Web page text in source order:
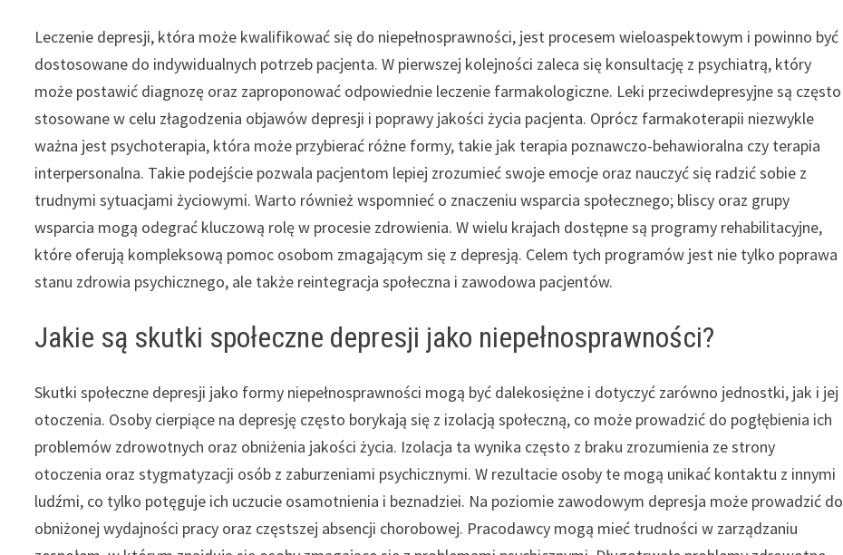
Leczenie depresji, która może kwalifikować się do niepełnosprawności, jest procesem wieloaspektowym i powinno być
dostosowane do indywidualnych potrzeb pacjenta. W pierwszej kolejności zaleca się konsultację z psychiatrą, który
może postawić diagnozę oraz zaproponować odpowiednie leczenie farmakologiczne. Leki przeciwdepresyjne są często
stosowane w celu złagodzenia objawów depresji i poprawy jakości życia pacjenta. Oprócz farmakoterapii niezwykle
ważna jest psychoterapia, która może przybierać różne formy, takie jak terapia poznawczo-behawioralna czy terapia
interpersonalna. Takie podejście pozwala pacjentom lepiej zrozumieć swoje emocje oraz nauczyć się radzić sobie z
trudnymi sytuacjami życiowymi. Warto również wspomnieć o znaczeniu wsparcia społecznego; bliscy oraz grupy
wsparcia mogą odegrać kluczową rolę w procesie zdrowienia. W wielu krajach dostępne są programy rehabilitacyjne,
które oferują kompleksową pomoc osobom zmagającym się z depresją. Celem tych programów jest nie tylko poprawa
stanu zdrowia psychicznego, ale także reintegracja społeczna i zawodowa pacjentów.
Jakie są skutki społeczne depresji jako niepełnosprawności?
Skutki społeczne depresji jako formy niepełnosprawności mogą być dalekosiężne i dotyczyć zarówno jednostki, jak i jej
otoczenia. Osoby cierpiące na depresję często borykają się z izolacją społeczną, co może prowadzić do pogłębienia ich
problemów zdrowotnych oraz obniżenia jakości życia. Izolacja ta wynika często z braku zrozumienia ze strony
otoczenia oraz stygmatyzacji osób z zaburzeniami psychicznymi. W rezultacie osoby te mogą unikać kontaktu z innymi
ludźmi, co tylko potęguje ich uczucie osamotnienia i beznadziei. Na poziomie zawodowym depresja może prowadzić do
obniżonej wydajności pracy oraz częstszej absencji chorobowej. Pracodawcy mogą mieć trudności w zarządzaniu